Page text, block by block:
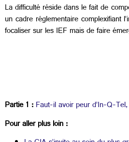
La difficulté réside dans le fait de
un cadre réglementaire complexifiant
focaliser sur les IEF mais de faire
Partie 1 :Faut-il avoir peur d’In-Q-
Pour aller plus loin :